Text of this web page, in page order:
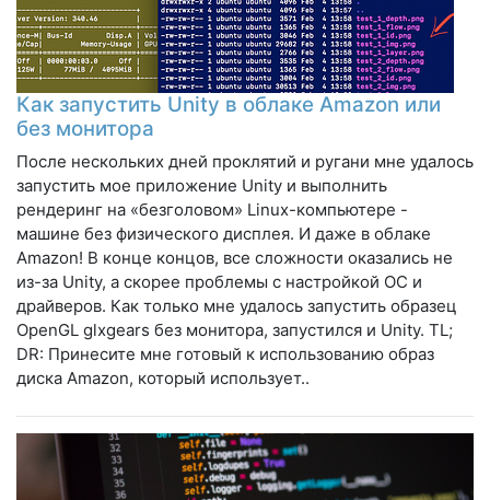
Как запустить Unity в облаке Amazon или
без монитора
После нескольких дней проклятий и ругани мне удалось
запустить мое приложение Unity и выполнить
рендеринг на «безголовом» Linux-компьютере -
машине без физического дисплея. И даже в облаке
Amazon! В конце концов, все сложности оказались не
из-за Unity, а скорее проблемы с настройкой ОС и
драйверов. Как только мне удалось запустить образец
OpenGL glxgears без монитора, запустился и Unity. TL;
DR: Принесите мне готовый к использованию образ
диска Amazon, который использует..